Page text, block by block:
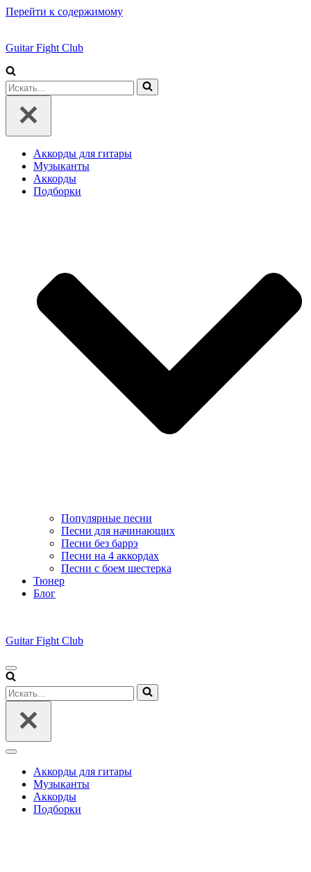
Перейти к содержимому
Guitar Fight Club
Искать...
Аккорды для гитары
Музыканты
Аккорды
Подборки
Популярные песни
Песни для начинающих
Песни без баррэ
Песни на 4 аккордах
Песни с боем шестерка
Тюнер
Блог
Guitar Fight Club
Меню
навигации
Искать...
Меню
навигацииАккорды для гитары
Музыканты
Аккорды
Подборки